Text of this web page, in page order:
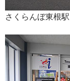
さくらんぼ東根駅